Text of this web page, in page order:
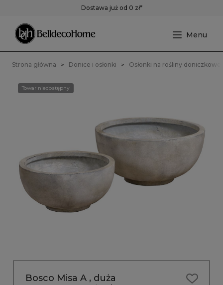
Dostawa już od 0 zł*
Strona główna Donice i osłonki Osłonki na rośliny doniczkowe
Towar niedostępny
Bosco Misa A , duża